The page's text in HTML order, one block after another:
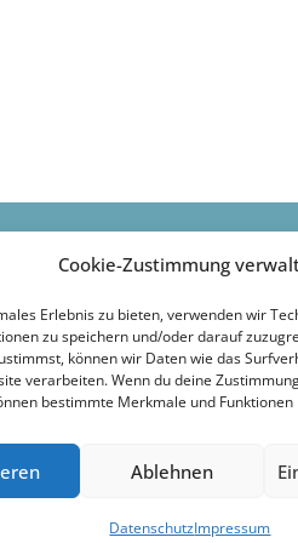
Cookie-Zustimmung
Erlebnis zu bieten, verwenden wir
zu speichern und/oder darauf
können wir Daten wie das
verarbeiten. Wenn du deine
bestimmte Merkmale und
Ablehnen
DatenschutzImpressum